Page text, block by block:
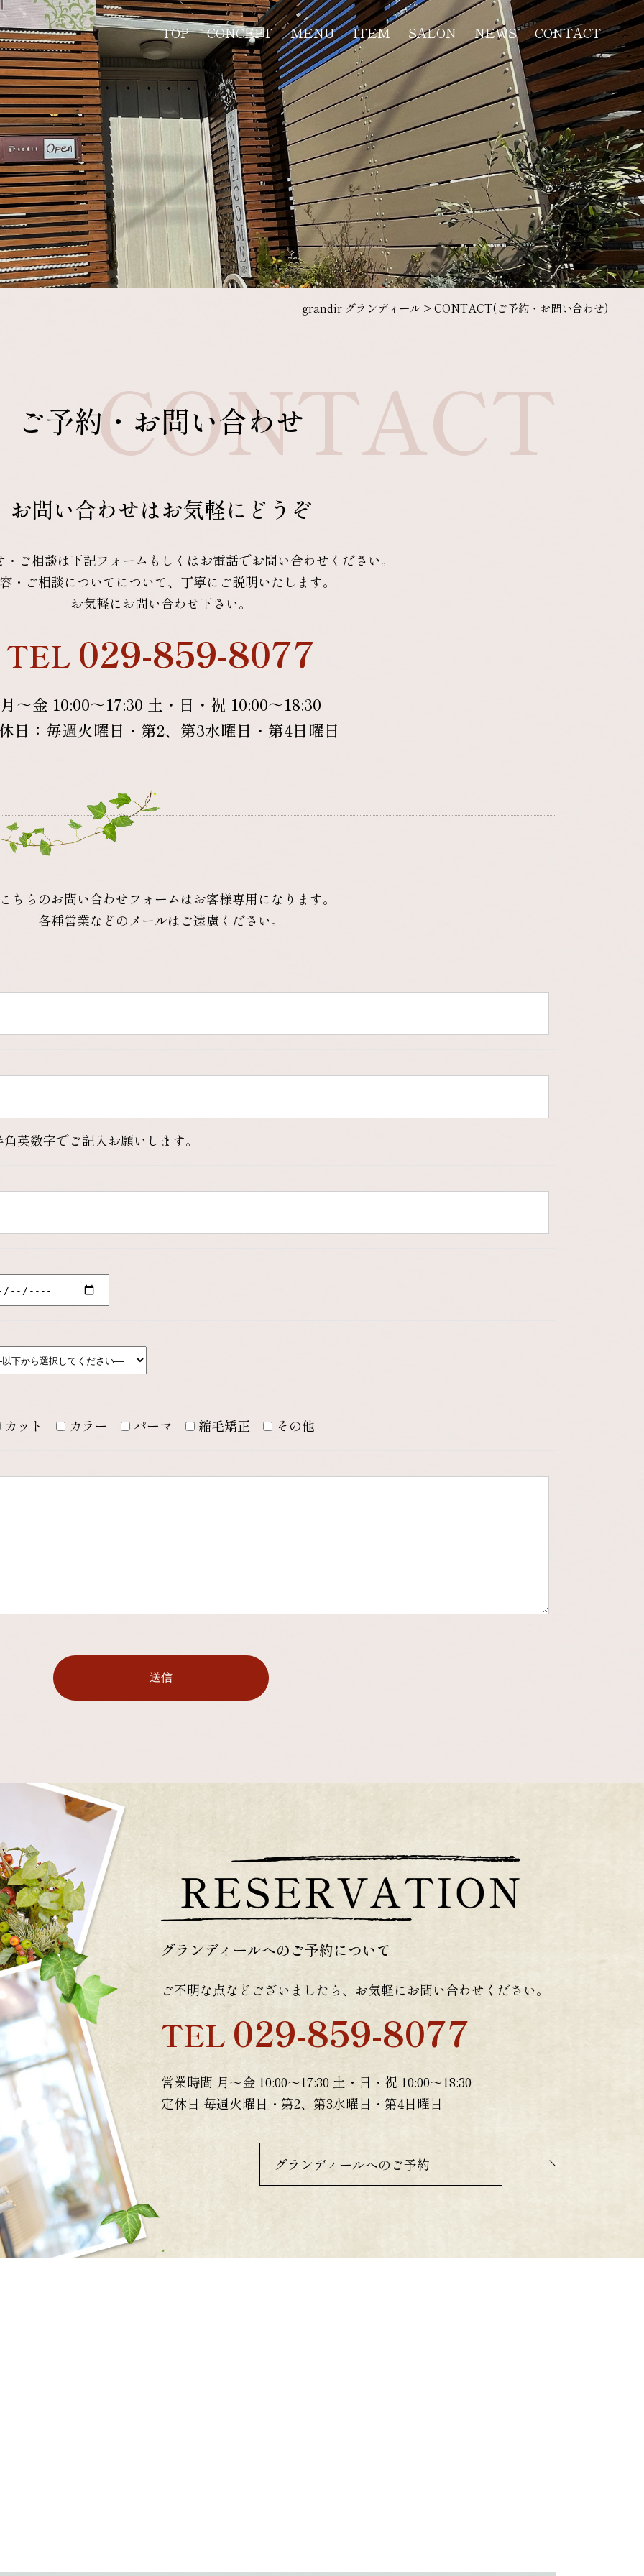
TOP CONCEPT MENU ITEM SALON NEWS CONTACT
grandir グランディール >CONTACT(ご予約・お問い合わせ)
ご予約・お問い合わせ
CONTACT
お問い合わせはお気軽にどうぞ
ご相談は下記フォームもしくはお電話でお問い合わせください。
・ご相談についてについて、丁寧にご説明いたします。
お気軽にお問い合わせ下さい。
TEL 029-859-8077
月～金 10:00～17:30 土・日・祝 10:00～18:30
日：毎週火曜日・第2、第3水曜日・第4日曜日
ちらのお問い合わせフォームはお客様専用になります。
各種営業などのメールはご遠慮ください。
英数字でご記入お願いします。
カット カラー パーマ 縮毛矯正 その他
グランディールへのご予約について
ご不明な点などございましたら、お気軽にお問い合わせください。
TEL 029-859-8077
営業時間 月～金 10:00～17:30 土・日・祝 10:00～18:30
定休日 毎週火曜日・第2、第3水曜日・第4日曜日
グランディールへのご予約